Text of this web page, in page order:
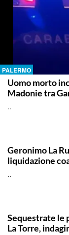
PALERMO
Uomo morto
Madonie tra
..
Geronimo La
liquidazione
..
Sequestrate le
La Torre,